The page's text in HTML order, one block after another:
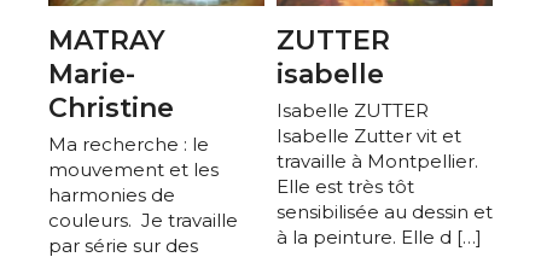
MATRAY
Marie-
Christine
Ma recherche : le
mouvement et les
harmonies de
couleurs. Je travaille
par série sur des
ZUTTER
isabelle
Isabelle ZUTTER
Isabelle Zutter vit et
travaille à Montpellier.
Elle est très tôt
sensibilisée au dessin et
à la peinture. Elle d […]